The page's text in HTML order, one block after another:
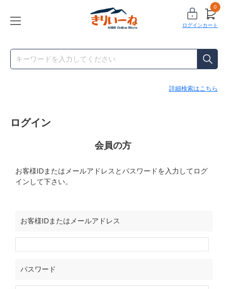
ログイン
0
カート
詳細検索はこちら
ログイン
会員の方
お客様IDまたはメールアドレス とパスワードを入力してログ
インして下さい。
お客様IDまたはメールアドレス
パスワード